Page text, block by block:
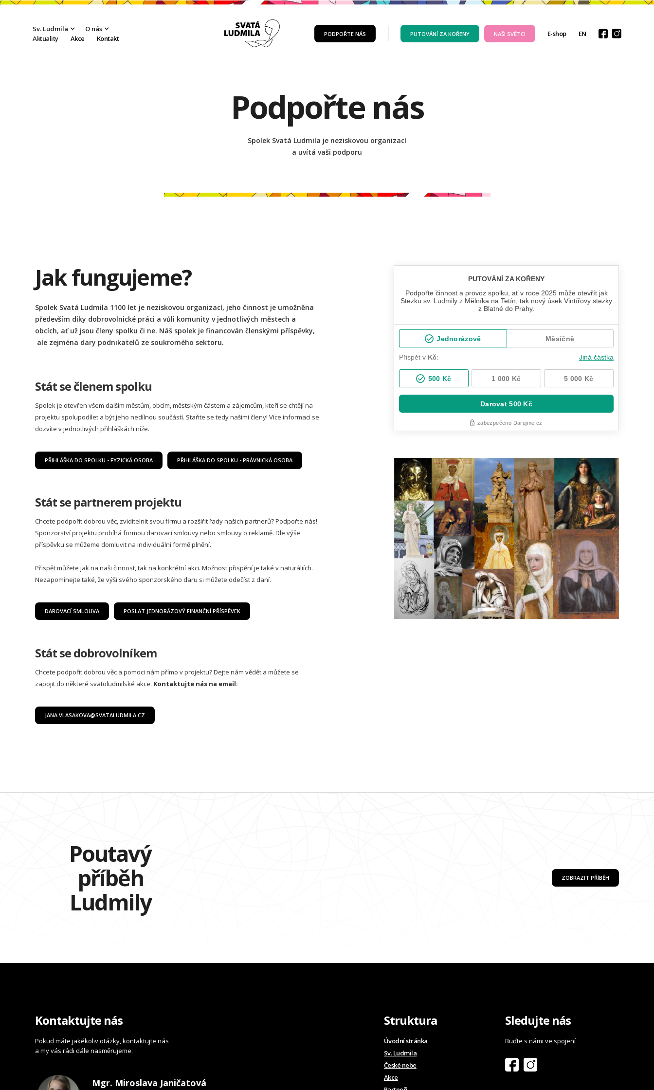
Sv. Ludmila
O nás
Aktuality
Akce Kontakt
PODPOŘTE NÁS PUTOVÁNÍ ZA KOŘENY NAŠI SVĚTCI E-shop EN
Podpořte nás
Spolek Svatá Ludmila je neziskovou organizací
a uvítá vaši podporu
Jak fungujeme?
Spolek Svatá Ludmila 1100 let je neziskovou organizací, jeho činnost je umožněna
především díky dobrovolnické práci a vůli komunity v jednotlivých městech a
obcích, ať už jsou členy spolku či ne. Náš spolek je financován členskými příspěvky,
ale zejména dary podnikatelů ze soukromého sektoru.
Stát se členem spolku
Spolek je otevřen všem dalším městům, obcím, městským částem a zájemcům, kteří se chtějí na
projektu spolupodílet a být jeho nedílnou součástí. Staňte se tedy našimi členy! Více informací se
dozvíte v jednotlivých přihláškách níže.
PŘIHLÁŠKA DO SPOLKU - FYZICKÁ OSOBA PŘIHLÁŠKA DO SPOLKU - PRÁVNICKÁ OSOBA
Stát se partnerem projektu
Chcete podpořit dobrou věc, zviditelnit svou firmu a rozšířit řady našich partnerů? Podpořte nás!
Sponzorství projektu probíhá formou darovací smlouvy nebo smlouvy o reklamě. Dle výše
příspěvku se můžeme domluvit na individuální formě plnění.
Přispět můžete jak na naši činnost, tak na konkrétní akci. Možnost přispění je také v naturáliích.
Nezapomínejte také, že výši svého sponzorského daru si můžete odečíst z daní.
DAROVACÍ SMLOUVA POSLAT JEDNORÁZOVÝ FINANČNÍ PŘÍSPĚVEK
Stát se dobrovolníkem
Chcete podpořit dobrou věc a pomoci nám přímo v projektu? Dejte nám vědět a můžete se
zapojit do některé svatoludmilské akce. Kontaktujte nás na email:
JANA.VLASAKOVA@SVATALUDMILA.CZ
Poutavý
příběh
Ludmily
ZOBRAZIT PŘÍBĚH
Kontaktujte nás
Pokud máte jakékoliv otázky, kontaktujte nás
a my vás rádi dále nasměrujeme.
Mgr. Miroslava Janičatová
Struktura
Úvodní stránka
Sv. Ludmila
České nebe
Akce
Sledujte nás
Buďte s námi ve spojení